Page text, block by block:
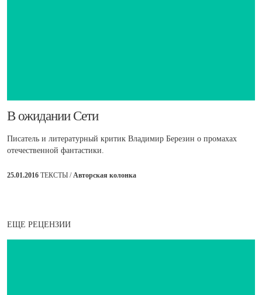
​В ожидании Сети
Писатель и литературный критик Владимир Березин о промахах
отечественной фантастики.
25.01.2016 ТЕКСТЫ / Авторская колонка
ЕЩЕ РЕЦЕНЗИИ